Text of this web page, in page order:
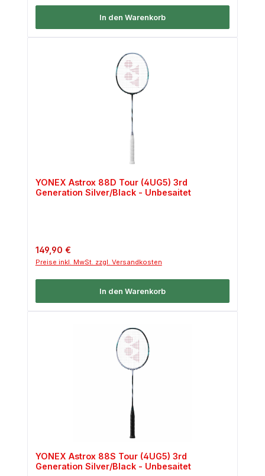
In den Warenkorb
YONEX Astrox 88D Tour (4UG5) 3rd
Generation Silver/Black - Unbesaitet
Regulärer Preis:
149,90 €
Preise inkl. MwSt. zzgl. Versandkosten
In den Warenkorb
YONEX Astrox 88S Tour (4UG5) 3rd
Generation Silver/Black - Unbesaitet